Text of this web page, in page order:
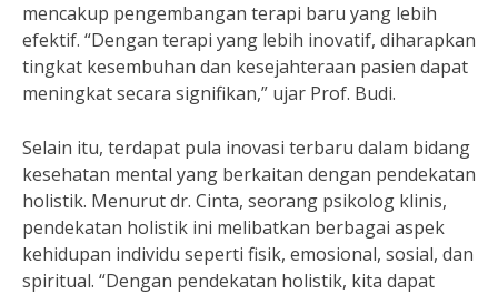
mencakup pengembangan terapi baru yang lebih
efektif. “Dengan terapi yang lebih inovatif, diharapkan
tingkat kesembuhan dan kesejahteraan pasien dapat
meningkat secara signifikan,” ujar Prof. Budi.
Selain itu, terdapat pula inovasi terbaru dalam bidang
kesehatan mental yang berkaitan dengan pendekatan
holistik. Menurut dr. Cinta, seorang psikolog klinis,
pendekatan holistik ini melibatkan berbagai aspek
kehidupan individu seperti fisik, emosional, sosial, dan
spiritual. “Dengan pendekatan holistik, kita dapat